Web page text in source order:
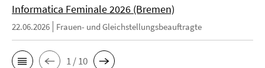
Informatica Feminale 2026 (Bremen)
22.06.2026 Frauen- und Gleichstellungsbeauftragte
1 / 10